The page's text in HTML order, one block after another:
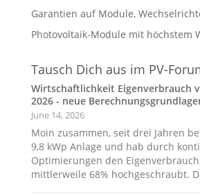
Garantien auf Module,
Photovoltaik-Module mit höchstem
Tausch Dich aus im PV-
Wirtschaftlichkeit Eigenverbrauch
2026 - neue
June 14, 2026
Moin zusammen, seit drei Jahren
9,8 kWp Anlage und hab durch
Optimierungen den
mittlerweile 68% hochgeschraubt.